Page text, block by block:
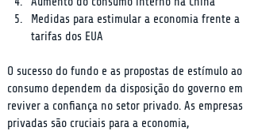
Medidas para estimular a economia frente a
tarifas dos EUA
O sucesso do fundo e as propostas de estímulo ao
consumo dependem da disposição do governo em
reviver a confiança no setor privado. As empresas
privadas são cruciais para a economia,